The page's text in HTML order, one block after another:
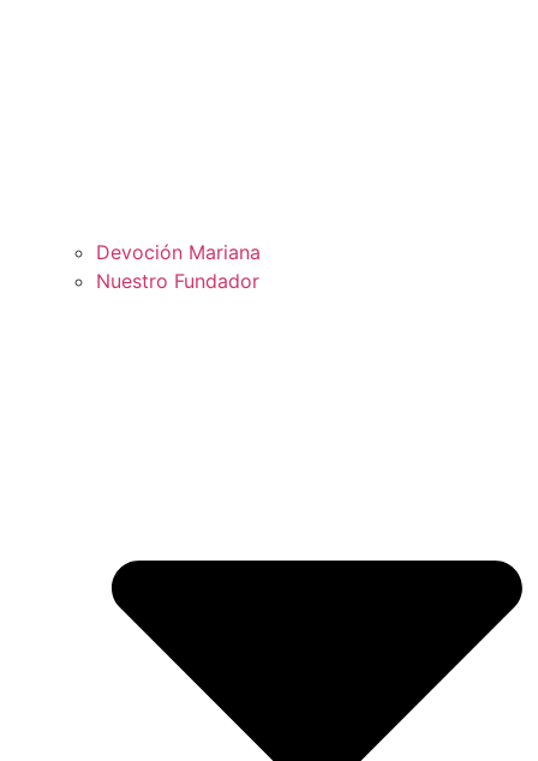
Devoción Mariana
Nuestro Fundador